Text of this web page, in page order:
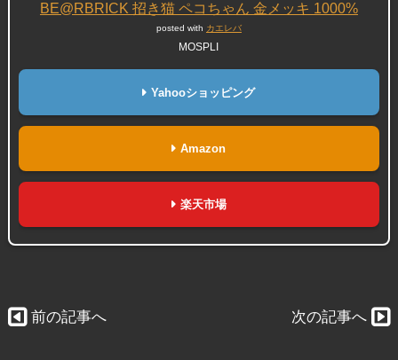
BE@RBRICK 招き猫 ペコちゃん 金メッキ 1000%
posted with カエレバ
MOSPLI
Yahooショッピング
Amazon
楽天市場
前の記事へ 次の記事へ